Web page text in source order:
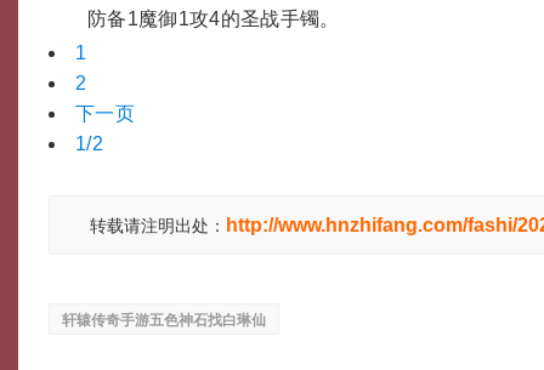
防备1魔御1攻4的圣战手镯。
1
2
下一页
1/2
转载请注明出处： http://www.hnzhifang.com/fashi/
轩辕传奇手游五色神石找白琳仙